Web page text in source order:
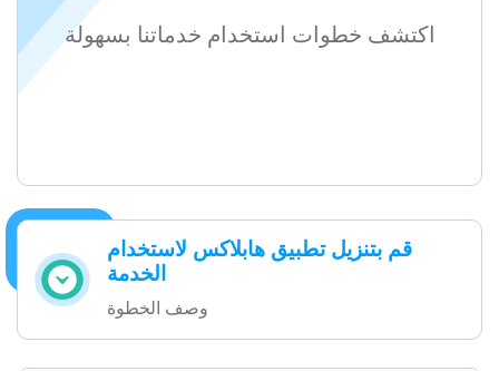
قم بتنزيل تطبيق هابلاكس لاستخدام
الخدمة
وصف الخطوة
اكتشف خطوات استخدام خدماتنا بسهولة